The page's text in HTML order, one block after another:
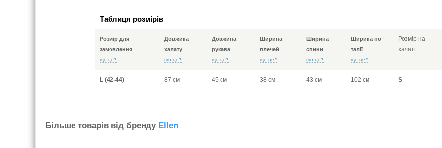
Таблиця розмірів
Розмір для
замовлення
що це?
Довжина
халату
що це?
Довжина
рукава
що це?
Ширина
плечей
що це?
Ширина
спини
що це?
Ширина по
талії
що це?
Розмір на
халаті
L (42-44) 87 см 45 см 38 см 43 см 102 см S
Бiльше товарiв вiд бренду Ellen